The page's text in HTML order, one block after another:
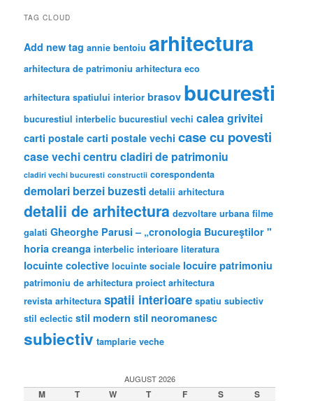
TAG CLOUD
Add new tag annie bentoiu arhitectura
arhitectura de patrimoniu arhitectura eco
arhitectura spatiului interior brasov bucuresti
bucurestiul interbelic bucurestiul vechi calea grivitei
carti postale carti postale vechi case cu povesti
case vechicentru cladiri de patrimoniu
cladiri vechi bucuresti constructii corespondenta
demolari berzei buzesti detalii arhitectura
detalii de arhitectura dezvoltare urbana filme
galati Gheorghe Parusi – „cronologia Bucureştilor "
horia creanga interbelic interioare literatura
locuinte colective locuinte sociale locuire patrimoniu
patrimoniu de arhitectura proiect arhitectura
revista arhitectura spatii interioare spatiu subiectiv
stil eclectic stil modern stil neoromanesc
subiectiv tamplarie veche
AUGUST 2026
M T W T F S S